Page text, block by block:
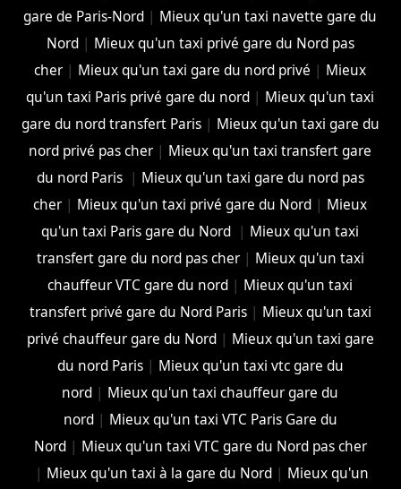
gare de Paris-Nord | Mieux qu'un taxi navette gare du
Nord| Mieux qu'un taxi privé gare du Nord pas
cher | Mieux qu'un taxi gare du nord privé | Mieux
qu'un taxi Paris privé gare du nord | Mieux qu'un taxi
gare du nord transfert Paris| Mieux qu'un taxi gare du
nord privé pas cher | Mieux qu'un taxi transfert gare
du nord Paris | Mieux qu'un taxi gare du nord pas
cher | Mieux qu'un taxi privé gare du Nord | Mieux
qu'un taxi Paris gare du Nord | Mieux qu'un taxi
transfert gare du nord pas cher| Mieux qu'un taxi
chauffeur VTC gare du nord | Mieux qu'un taxi
transfert privé gare du Nord Paris| Mieux qu'un taxi
privé chauffeur gare du Nord| Mieux qu'un taxi gare
du nord Paris| Mieux qu'un taxi vtc gare du
nord | Mieux qu'un taxi chauffeur gare du
nord| Mieux qu'un taxi VTC Paris Gare du
Nord| Mieux qu'un taxi VTC gare du Nord pas cher
| Mieux qu'un taxi à la gare du Nord | Mieux qu'un